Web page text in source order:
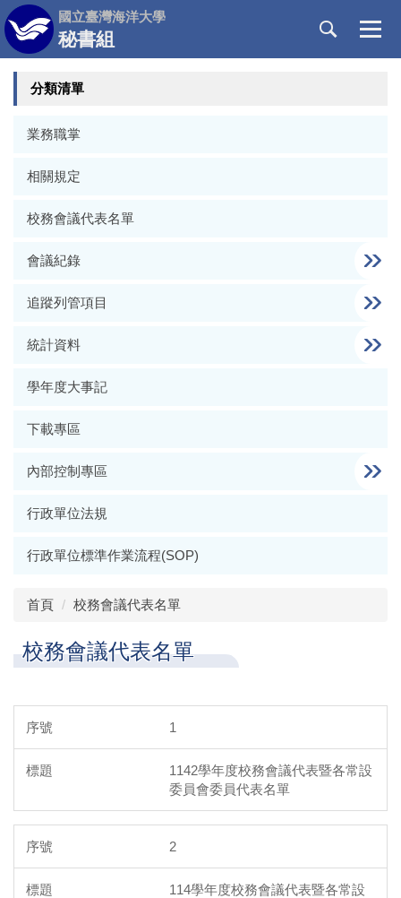
跳
到
主
要
國立臺灣海洋大學
秘書組
分類清單
業務職掌
相關規定
校務會議代表名單
會議紀錄
追蹤列管項目
統計資料
學年度大事記
下載專區
內部控制專區
行政單位法規
行政單位標準作業流程(SOP)
首頁 校務會議代表名單
校務會議代表名單
1
1142學年度校務會議代表暨各常設
委員會委員代表名單
2
114學年度校務會議代表暨各常設